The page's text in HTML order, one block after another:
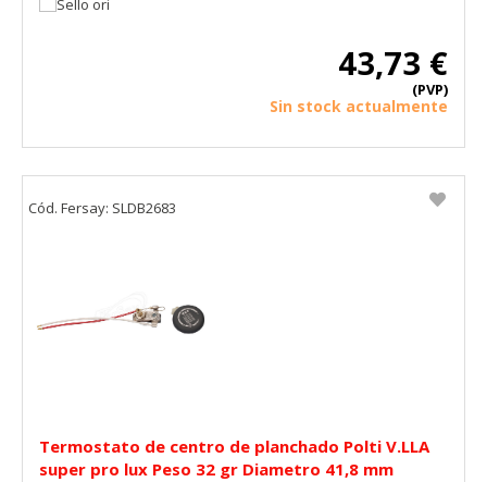
43,73 €
(PVP)
Sin stock actualmente
Termostato de centro de planchado Polti V.LLA
super pro lux Peso 32 gr Diametro 41,8 mm
Cód. Fersay: SLDB2683